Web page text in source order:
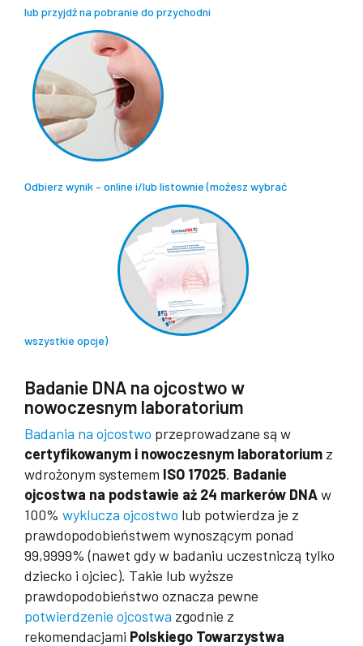
lub przyjdź na pobranie do przychodni
Odbierz wynik – online i/lub listownie (możesz wybrać
wszystkie opcje)
Badanie DNA na ojcostwo w
nowoczesnym laboratorium
Badania na ojcostwo przeprowadzane są w
certyfikowanym i nowoczesnym laboratorium z
wdrożonym systemem ISO 17025. Badanie
ojcostwa na podstawie aż 24 markerów DNAw
100% wyklucza ojcostwo lub potwierdza je z
prawdopodobieństwem wynoszącym ponad
99,9999% (nawet gdy w badaniu uczestniczą tylko
dziecko i ojciec). Takie lub wyższe
prawdopodobieństwo oznacza pewne
potwierdzenie ojcostwa zgodnie z
rekomendacjami Polskiego Towarzystwa